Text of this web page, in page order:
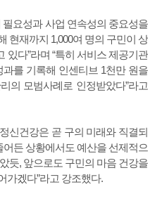
요성과 사업 연속성의 중요성을
현재까지 1,000여 명의 구민이 상
있다”라며 “특히 서비스 제공기관
를 기록해 인센티브 1천만 원을
의 모범사례로 인정받았다”라고
신건강은 곧 구의 미래와 직결되
어든 상황에서도 예산을 선제적으
듯, 앞으로도 구민의 마음 건강을
가겠다”라고 강조했다.